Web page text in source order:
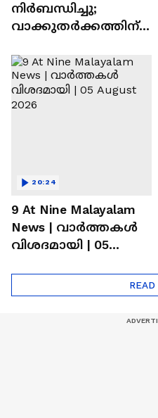
നിർബന്ധിച്ചു;
വാക്കുതർക്കത്തിന്
അധ്യാപികയെ
കഴുത്തു ഞെരിച്ച്
കൊലപ്പെടുത്തി
9 At Nine Malayalam
News | വാർത്തകൾ
വിശദമായി | 05
20:24
READ